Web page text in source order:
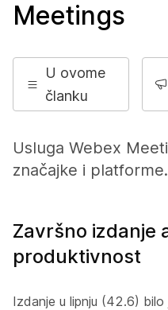
Meetings
U ovome
članku
Usluga Webex
značajke i platforme.
Završno izdanje
produktivnost
Izdanje u lipnju (42.6)